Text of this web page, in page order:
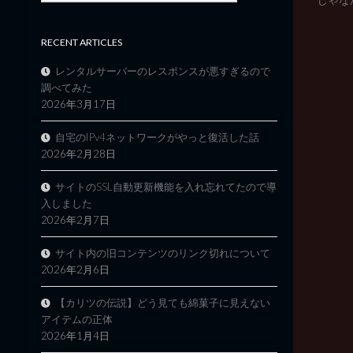
RECENT ARTICLES
レンタルサーバーのレスポンスが悪すぎるので
調べてみた
2026年3月17日
自宅のIPv4ネットワークがやっと復活した話
2026年2月28日
サイトのSSL自動更新機能を入れ忘れてたので導
入しました
2026年2月7日
サイト内の旧コンテンツのリンク切れについて
2026年2月6日
【カリツの伝説】どう見ても綿菓子に見えない
アイテムの正体
2026年1月4日